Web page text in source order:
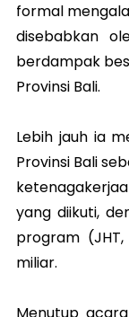
formal
disebabkan
berdampak
Provinsi Bali.
Lebih jauh ia
Provinsi Bali
yang diikuti,
program
miliar.